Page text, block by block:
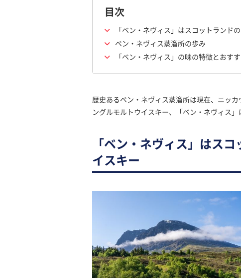
目次
「ベン・ネヴィス」はスコットランド
ベン・ネヴィス蒸溜所の歩み
「ベン・ネヴィス」の味の特徴とおす
歴史あるベン・ネヴィス蒸溜所は現在、ニッ
ングルモルトウイスキー、「ベン・ネヴィス」
「ベン・ネヴィス」はス
イスキー